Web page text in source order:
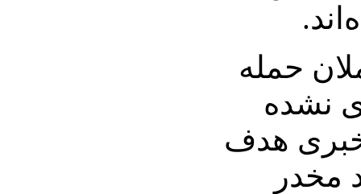
حمله
نشده
هدف
مخدر